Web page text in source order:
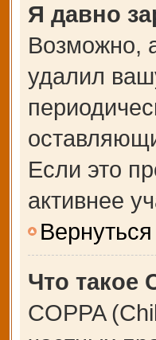
Я давно
Возможно,
удалил
Если это
активнее
Что такое
COPPA